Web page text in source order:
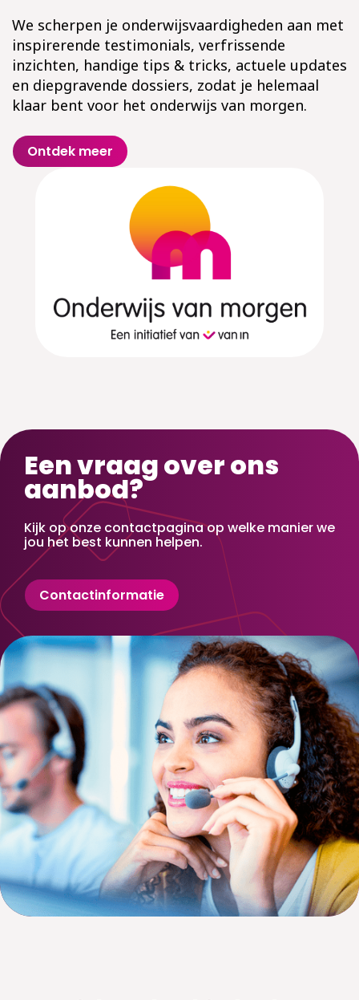
We scherpen je onderwijsvaardigheden aan met
inspirerende testimonials, verfrissende
inzichten, handige tips & tricks, actuele updates
en diepgravende dossiers, zodat je helemaal
klaar bent voor het onderwijs van morgen.
Ontdek meer
Een vraag over ons
aanbod?
Kijk op onze contactpagina op welke manier we
jou het best kunnen helpen.
Contactinformatie